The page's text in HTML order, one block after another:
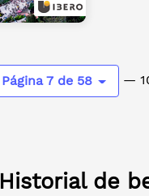
Página 7 de 58 —
Historial de